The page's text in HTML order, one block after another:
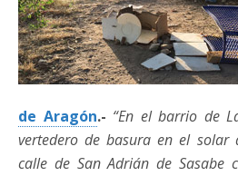
de Aragón.- “En el barrio de
vertedero de basura en el solar
calle de San Adrián de Sasabe